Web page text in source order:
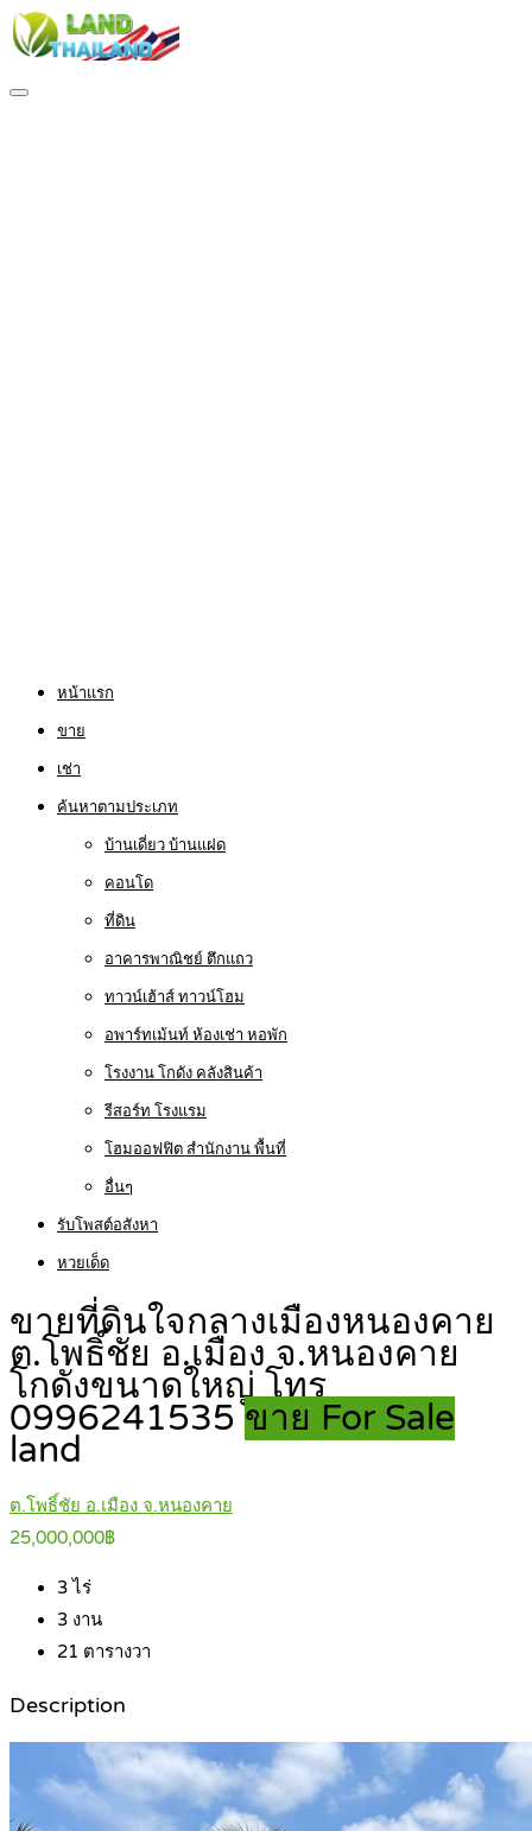
หน้าแรก
ขาย
เช่า
ค้นหาตามประเภท
บ้านเดี่ยว บ้านแฝด
คอนโด
ที่ดิน
อาคารพาณิชย์ ตึกแถว
ทาวน์เฮ้าส์ ทาวน์โฮม
อพาร์ทเม้นท์ ห้องเช่า หอพัก
โรงงาน โกดัง คลังสินค้า
รีสอร์ท โรงแรม
โฮมออฟฟิต สำนักงาน พื้นที่
อื่นๆ
รับโพสต์อสังหา
หวยเด็ด
ขายที่ดินใจกลางเมืองหนองคาย
ต.โพธิ์ชัย อ.เมือง จ.หนองคาย
โกดังขนาดใหญ่ โทร
0996241535ขาย For Sale
land
ต.โพธิ์ชัย อ.เมือง จ.หนองคาย
25,000,000฿
3ไร่
3 งาน
21 ตารางวา
Description